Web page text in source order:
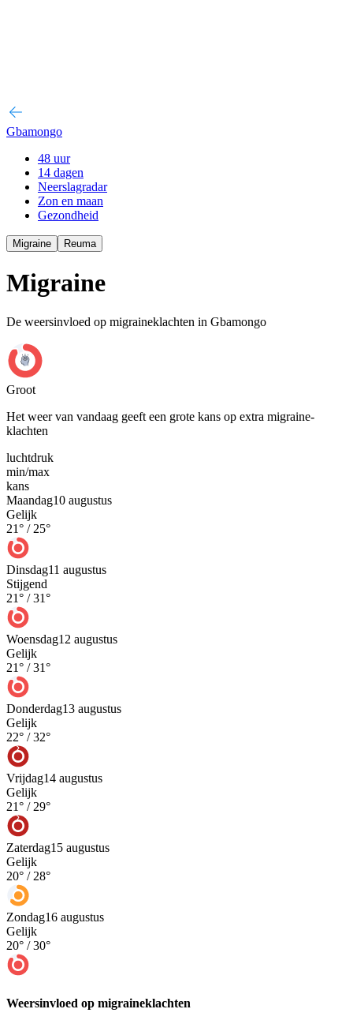
Gbamongo
48 uur
14 dagen
Neerslagradar
Zon en maan
Gezondheid
Migraine Reuma
Migraine
De weersinvloed op migraineklachten in Gbamongo
Groot
Het weer van vandaag geeft een grote kans op extra migraine-
klachten
luchtdruk
min/max
kans
Maandag10 augustus
Gelijk
21° / 25°
Dinsdag11 augustus
Stijgend
21° /31°
Woensdag12 augustus
Gelijk
21° /31°
Donderdag13 augustus
Gelijk
22° /32°
Vrijdag14 augustus
Gelijk
21° / 29°
Zaterdag15 augustus
Gelijk
20° / 28°
Zondag16 augustus
Gelijk
20° /30°
Weersinvloed op migraineklachten